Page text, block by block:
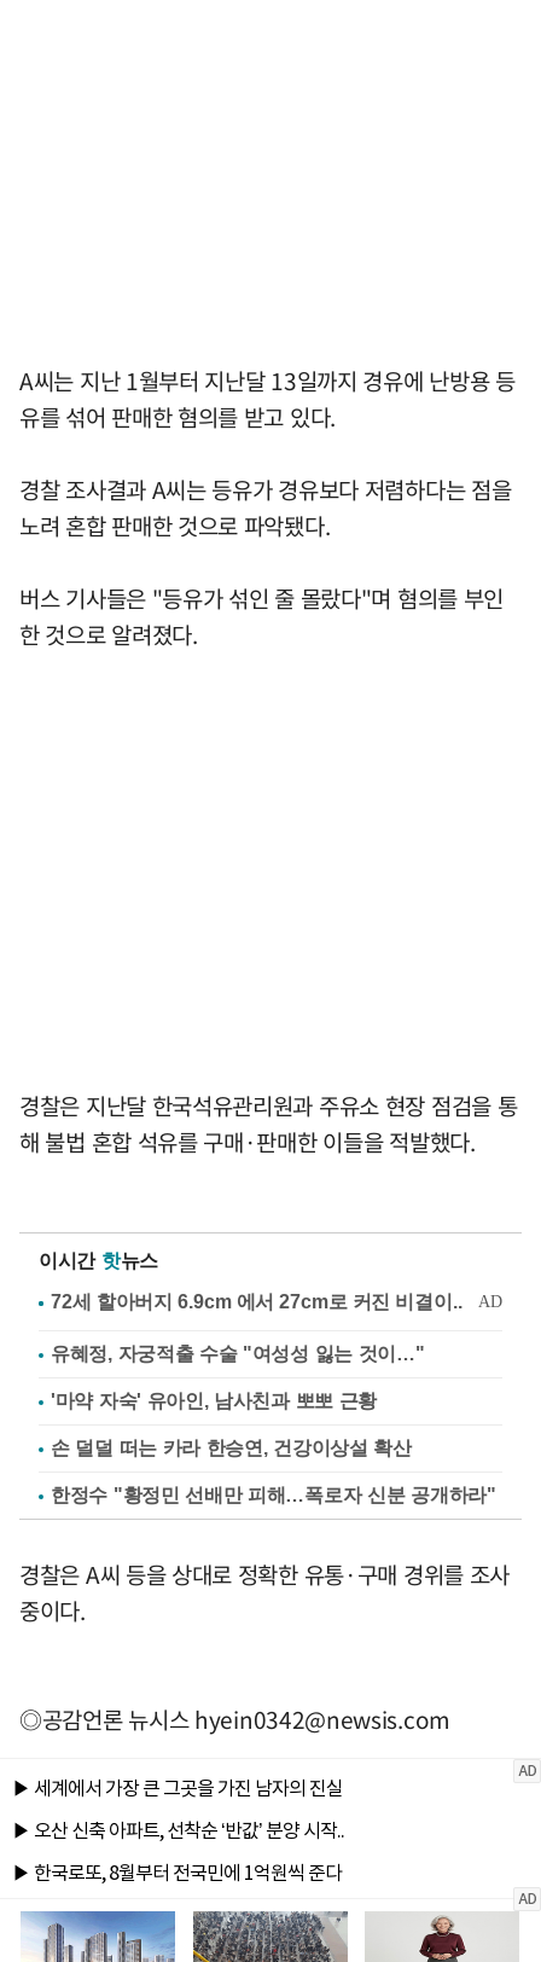
A씨는 지난 1월부터 지난달 13일까지 경유에 난방용 등
유를 섞어 판매한 혐의를 받고 있다.
경찰 조사결과 A씨는 등유가 경유보다 저렴하다는 점을
노려 혼합 판매한 것으로 파악됐다.
버스 기사들은 "등유가 섞인 줄 몰랐다"며 혐의를 부인
한 것으로 알려졌다.
경찰은 지난달 한국석유관리원과 주유소 현장 점검을 통
해 불법 혼합 석유를 구매·판매한 이들을 적발했다.
이시간 핫뉴스
유혜정, 자궁적출 수술 "여성성 잃는 것이…"
'마약 자숙' 유아인, 남사친과 뽀뽀 근황
손 덜덜 떠는 카라 한승연, 건강이상설 확산
한정수 "황정민 선배만 피해…폭로자 신분 공개하라"
경찰은 A씨 등을 상대로 정확한 유통·구매 경위를 조사
중이다.
◎공감언론 뉴시스hyein0342@newsis.com